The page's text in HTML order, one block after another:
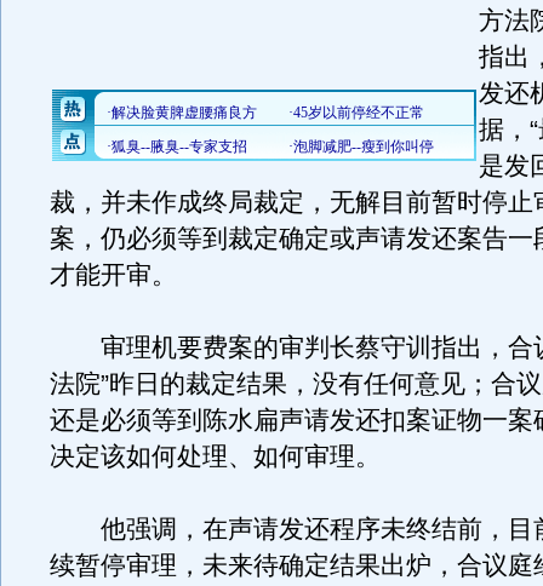
方法
指出
发还
据，
是发
裁，并未作成终局裁定，无解目前暂时停止
案，仍必须等到裁定确定或声请发还案告一
才能开审。
审理机要费案的审判长蔡守训指出，合
法院”昨日的裁定结果，没有任何意见；合
还是必须等到陈水扁声请发还扣案证物一案
决定该如何处理、如何审理。
他强调，在声请发还程序未终结前，目
续暂停审理，未来待确定结果出炉，合议庭